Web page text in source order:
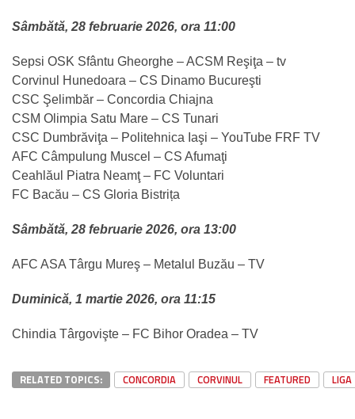
Sâmbătă, 28 februarie 2026, ora 11:00
Sepsi OSK Sfântu Gheorghe – ACSM Reşiţa – tv
Corvinul Hunedoara – CS Dinamo Bucureşti
CSC Şelimbăr – Concordia Chiajna
CSM Olimpia Satu Mare – CS Tunari
CSC Dumbrăviţa – Politehnica Iaşi – YouTube FRF TV
AFC Câmpulung Muscel – CS Afumaţi
Ceahlăul Piatra Neamţ – FC Voluntari
FC Bacău – CS Gloria Bistrița
Sâmbătă, 28 februarie 2026, ora 13:00
AFC ASA Târgu Mureş – Metalul Buzău – TV
Duminică, 1 martie 2026, ora 11:15
Chindia Târgovişte – FC Bihor Oradea – TV
RELATED TOPICS: CONCORDIA CORVINUL FEATURED LIGA